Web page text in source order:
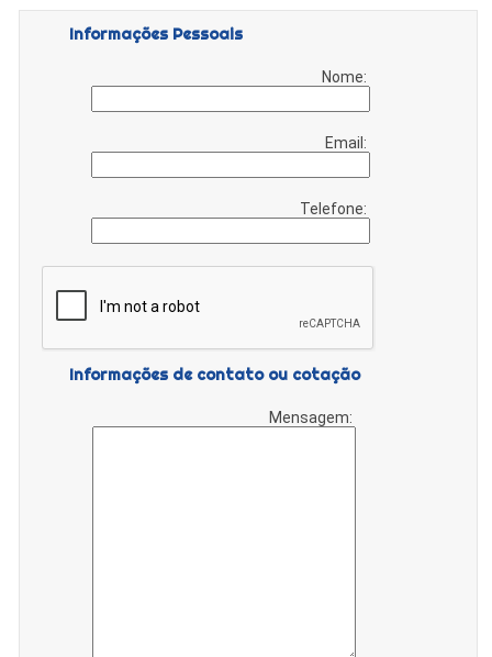
Informações Pessoais
Nome:
Email:
Telefone:
Informações de contato ou cotação
Mensagem: